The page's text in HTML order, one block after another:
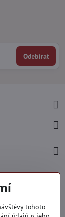
Odebírat
tohoto